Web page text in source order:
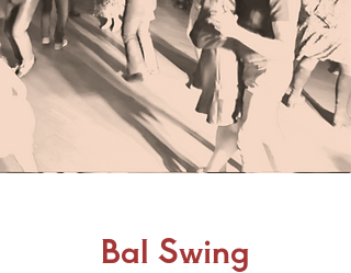
Bal Swing